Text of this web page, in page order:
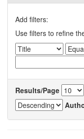
Add filters:
Use filters to refine
Results/Page